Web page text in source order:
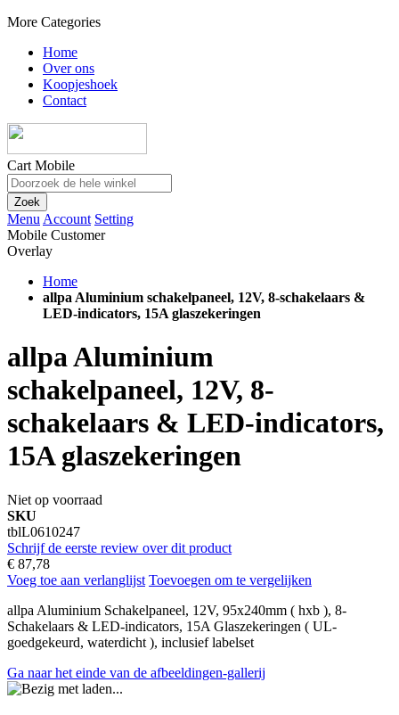
More Categories
Home
Over ons
Koopjeshoek
Contact
Cart Mobile
Zoek
Menu Account Setting
Mobile Customer
Overlay
Home
allpa Aluminium schakelpaneel, 12V, 8-schakelaars &
LED-indicators, 15A glaszekeringen
allpa Aluminium
schakelpaneel, 12V, 8-
schakelaars & LED-indicators,
15A glaszekeringen
Niet op voorraad
SKU
tblL0610247
Schrijf de eerste review over dit product
€ 87,78
Voeg toe aan verlanglijst Toevoegen om te vergelijken
allpa Aluminium Schakelpaneel, 12V, 95x240mm ( hxb ), 8-
Schakelaars & LED-indicators, 15A Glaszekeringen ( UL-
goedgekeurd, waterdicht ), inclusief labelset
Ga naar het einde van de afbeeldingen-gallerij